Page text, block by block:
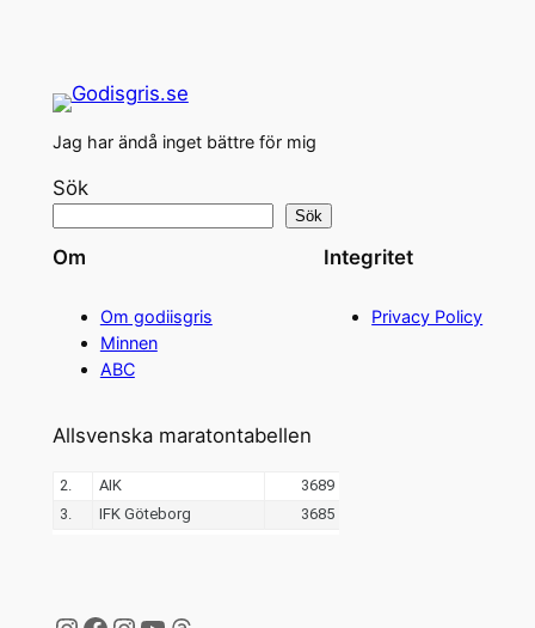
Jag har ändå inget bättre för mig
Sök
Sök
Om
Om godiisgris
Minnen
ABC
Integritet
Privacy Policy
Allsvenska maratontabellen